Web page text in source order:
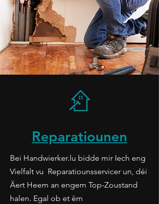
Reparatiounen
Bei Handwierker.lu bidde mir Iech eng
Vielfalt vu Reparatiounsservicer un, déi
Äert Heem an engem Top-Zoustand
halen. Egal ob et ëm